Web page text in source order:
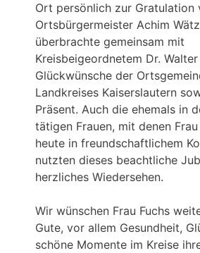
Ort persönlich zur Gratulation
Ortsbürgermeister Achim
überbrachte gemeinsam mit
Kreisbeigeordnetem Dr.
Glückwünsche der
Landkreises Kaiserslautern
Präsent. Auch die ehemals in
tätigen Frauen, mit denen
heute in freundschaftlichem
nutzten dieses beachtliche
herzliches Wiedersehen.
Wir wünschen Frau Fuchs
Gute, vor allem Gesundheit,
schöne Momente im Kreise